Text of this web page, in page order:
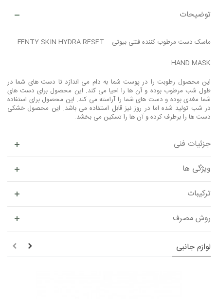
توضیحات
ماسک دست مرطوب کننده فنتی بیوتی FENTY SKIN HYDRA RESET
HAND MASK
این محصول رطوبت را در پوست شما به دام می اندازد تا دست های شما در
طول شب مرطوب بوده و آن ها را احیا می کند. این محصول برای دست های
شما مغذی بوده و دست های شما را آراسته می کند. این محصول برای استفاده
در شب تولید شده اما در روز نیز قابل استفاده می باشد. این محصول خشکی
دست ها را برطرف کرده و آن ها را تسکین می بخشد.
جزئیات فنی
ویژگی ها
ترکیبات
روش مصرف
لوازم جانبی